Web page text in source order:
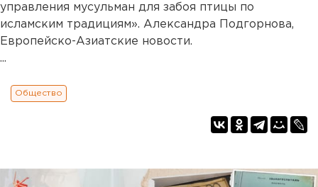
управления мусульман для забоя птицы по
исламским традициям». Александра Подгорнова,
Европейско-Азиатские новости.
...
Общество